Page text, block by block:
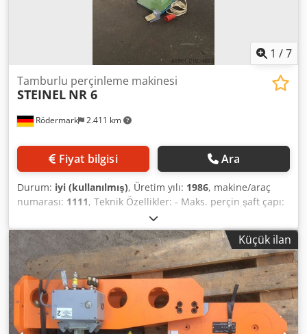
1 /7
Rödermark 2.411 km
Tamburlu perçinleme makinesi
STEINEL NR 6
Fiyat bilgisi Ara
Durum: iyi (kullanılmış), Üretim yılı: 1986, makine/araç
numarası: 1111, Teknik Özellikler: - Maks. perçin şaft çapı:
6 mm Chjdpfxoy Ibg Ij Aa Tea - İtme kuvveti: 1200 daN -
Perçinleme zaman ayarı: 0 - 10 saniye - Boğaz derinliği: 140
mm - Tabla boyutu: 250 x 175 mm - Montaj yüksekliği /
Tabla yüksekliği ayarlanabilir - Stroku: 40 mm - Çalışma
basıncı: 5 bar - Basınç regülatörü mevcut - Tahrik: 400 V /
0,6 / 0,75 kW - Alan ihtiyacı (yaklaşık): G 500 x Y 1650 x D
650 mm - Ağırlık (yaklaşık): 480 kg
Küçük ilan